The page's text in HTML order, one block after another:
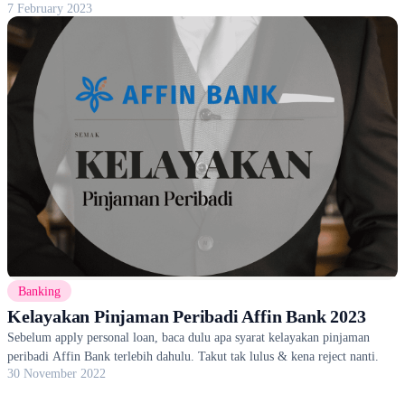
reset.
7 February 2023
Banking
Kelayakan Pinjaman Peribadi Affin Bank 2023
Sebelum apply personal loan, baca dulu apa syarat kelayakan pinjaman
peribadi Affin Bank terlebih dahulu. Takut tak lulus & kena reject nanti.
30 November 2022